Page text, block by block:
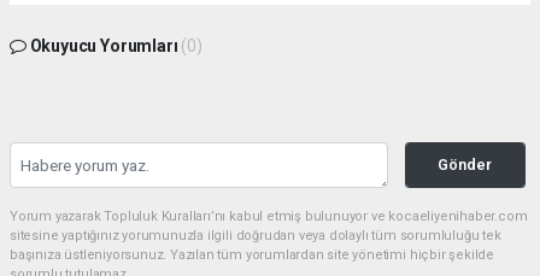
Okuyucu Yorumları (0)
Gönder
Yorum yazarak Topluluk Kuralları’nı kabul etmiş bulunuyor ve kocaeliyenihaber.com
sitesine yaptığınız yorumunuzla ilgili doğrudan veya dolaylı tüm sorumluluğu tek
başınıza üstleniyorsunuz. Yazılan tüm yorumlardan site yönetimi hiçbir şekilde